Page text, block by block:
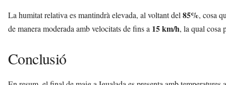
La humitat relativa es mantindrà elevada, al voltant del 85%, cosa
de manera moderada amb velocitats de fins a 15 km/h, la qual cosa
Conclusió